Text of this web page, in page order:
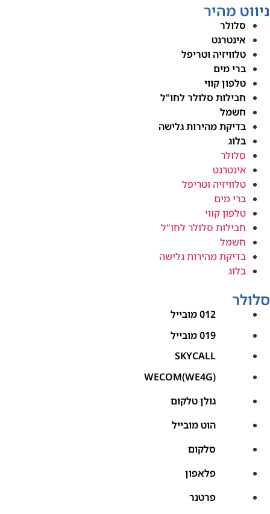
ניווט מהיר
סלולר
אינטרנט
טלוויזיה וטריפל
ברי מים
טלפון קווי
חבילות סלולר לחו"ל
חשמל
בדיקת מהירות גלישה
בלוג
סלולר
אינטרנט
טלוויזיה וטריפל
ברי מים
טלפון קווי
חבילות סלולר לחו"ל
חשמל
בדיקת מהירות גלישה
בלוג
סלולר
012 מובייל
019 מובייל
SKYCALL
WECOM(WE4G)
גולן טלקום
הוט מובייל
סלקום
פלאפון
פרטנר